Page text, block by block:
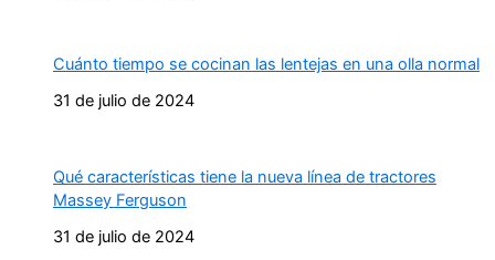
Cuánto tiempo se cocinan las lentejas en una olla normal
31 de julio de 2024
Qué características tiene la nueva línea de tractores
Massey Ferguson
31 de julio de 2024